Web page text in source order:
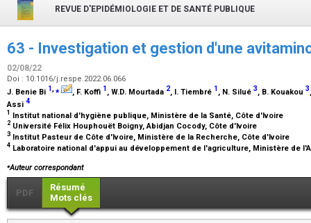
REVUE D'EPIDÉMIOLOGIE ET DE SANTÉ PUBLIQUE
63 - Investigation et gestion d'une
02/08/22
Doi : 10.1016/j.respe.2022.06.066
J. Benie Bi 1,⁎ , F. Koffi 1 , W.D. Mourtada 2, I. Tiembré 1 , N. Silué 3, B. Kouakou 3
Assi 4
1 Institut national d'hygiène publique, Ministère de la Santé, Côte d'Ivoire
2 Université Félix Houphouët Boigny, Abidjan Cocody, Côte d'Ivoire
3 Institut Pasteur de Côte d'Ivoire, Ministère de la Recherche, Côte d'Ivoire
4 Laboratoire national d'appui au développement de l'agriculture, Ministère de
⁎Auteur correspondant
PDF
Résumé
Mots clés